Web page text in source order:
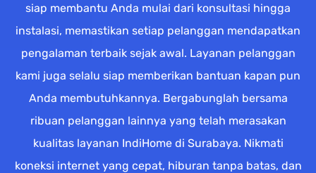
siap membantu Anda mulai dari konsultasi hingga
instalasi, memastikan setiap pelanggan mendapatkan
pengalaman terbaik sejak awal. Layanan pelanggan
kami juga selalu siap memberikan bantuan kapan pun
Anda membutuhkannya. Bergabunglah bersama
ribuan pelanggan lainnya yang telah merasakan
kualitas layanan IndiHome di Surabaya. Nikmati
koneksi internet yang cepat, hiburan tanpa batas, dan